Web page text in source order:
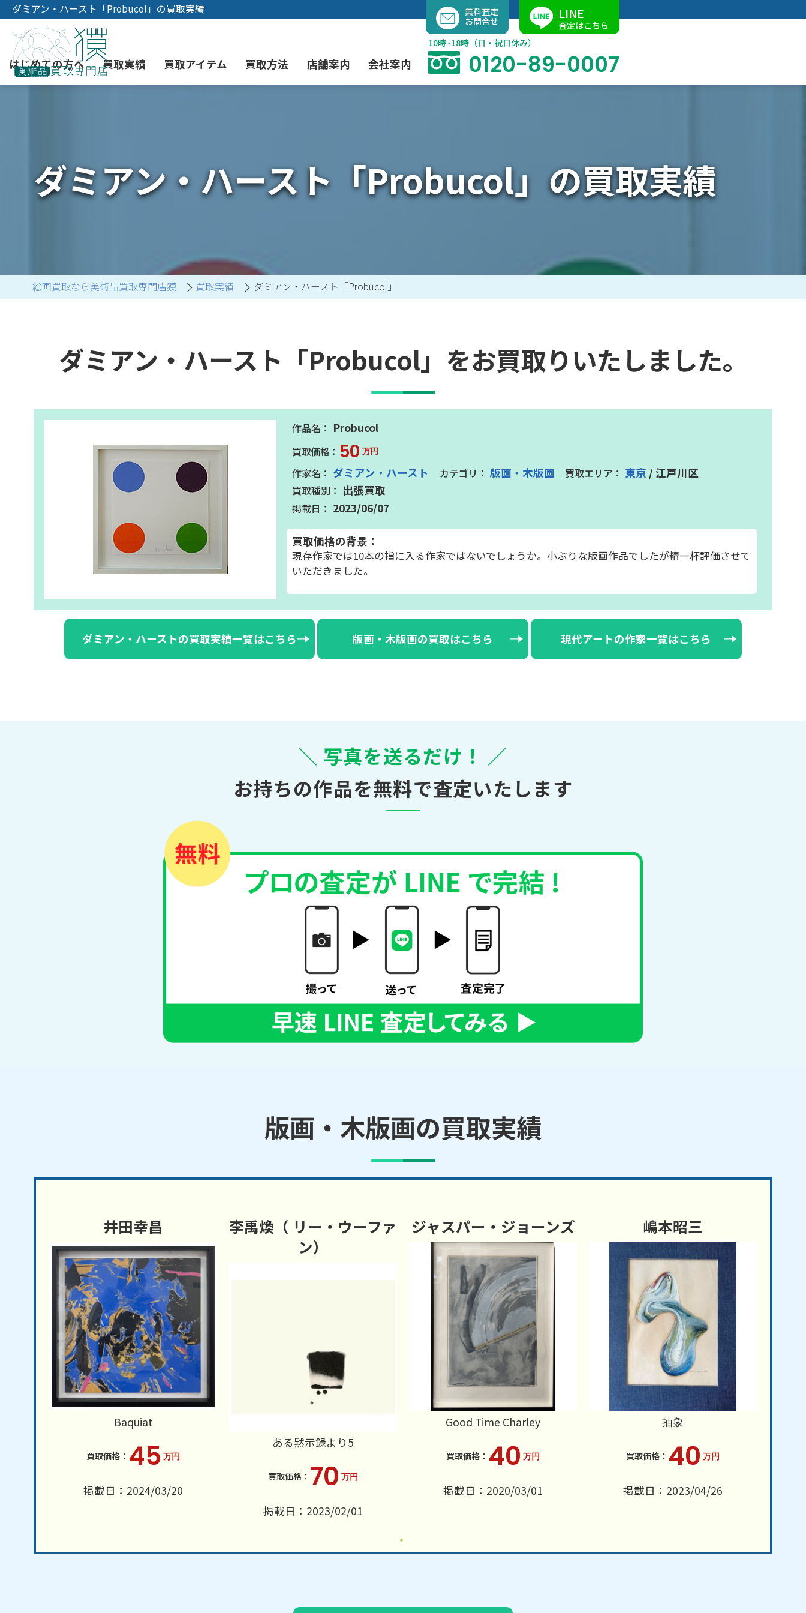
容
キ
ッ
ダミアン・ハースト「Probucol」の買取実績
はじめての方へ
YOUTUBE instagram Facebook
買取実績 買取アイテム
骨董品買取 茶道具買取 陶磁器・陶器買取
ジュエリー・ウォッチ買取
買取方法
宅配・郵送買取 業者間オークション出品代行 催事買取
店舗案内 会社案内
消費者志向自主宣言
無料査定
お問合せ
LINE
査定はこちら
10時~18時（日・祝日休み）
0120-89-0007
ダミアン・ハースト「Probucol」の買取実績
絵画買取なら美術品買取専門店獏 買取実績 ダミアン・ハースト「Probucol」
ダミアン・ハースト「Probucol」をお買取りいたしました。
Probucol
50 万円
ダミアン・ハースト 版画・木版画 東京 / 江戸川区
出張買取
2023/06/07
買取価格の背景：
現存作家では10本の指に入る作家ではないでしょうか。小ぶりな版画作品でしたが精一杯評価させて
いただきました。
ダミアン・ハーストの買取実績一覧はこちら 版画・木版画の買取はこちら 現代アートの作家一覧はこちら
＼ 写真を送るだけ！ ／
お持ちの作品を無料で査定いたします
版画・木版画の買取実績
井田幸昌
Baquiat
45 万円
掲載日：2024/03/20
李禹煥（ リー・ウーファ
ン）
ある黙示録より5
70 万円
掲載日：2023/02/01
ジャスパー・ジョーンズ
Good Time Charley
40 万円
掲載日：2020/03/01
嶋本昭三
抽象
40 万円
掲載日：2023/04/26